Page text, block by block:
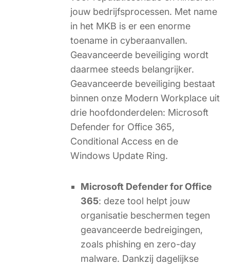
jouw bedrijfsprocessen. Met name
in het MKB is er een enorme
toename in cyberaanvallen.
Geavanceerde beveiliging wordt
daarmee steeds belangrijker.
Geavanceerde beveiliging bestaat
binnen onze Modern Workplace uit
drie hoofdonderdelen: Microsoft
Defender for Office 365,
Conditional Access en de
Windows Update Ring.
Microsoft Defender for Office
365: deze tool helpt jouw
organisatie beschermen tegen
geavanceerde bedreigingen,
zoals phishing en zero-day
malware. Dankzij dagelijkse